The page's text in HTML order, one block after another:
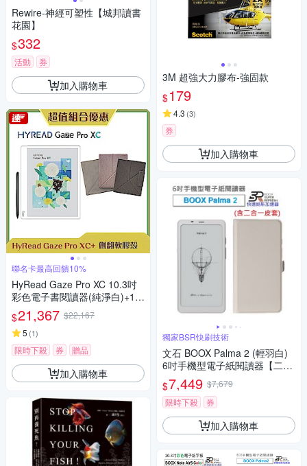
Rewire-神經可塑性【城邦讀書
花園】
$332
活動 券
加入購物車
聯名卡最高回饋10%
HyRead Gaze Pro XC 10.3吋
彩色電子書閱讀器(純淨白)+10.
3吋側翻軟膠殼 (組合)
$21,367 $22,167
5 (1)
限時下殺 券 贈品
加入購物車
3M 超強大力膠布-強固款
$179
4.3 (3)
券
加入購物車
獨家BSR快刷技術
文石 BOOX Palma 2 (輕羽白)
6吋手機型電子紙閱讀器【二合
一皮套組】
$7,449 $7,679
限時下殺
券
加入購物車